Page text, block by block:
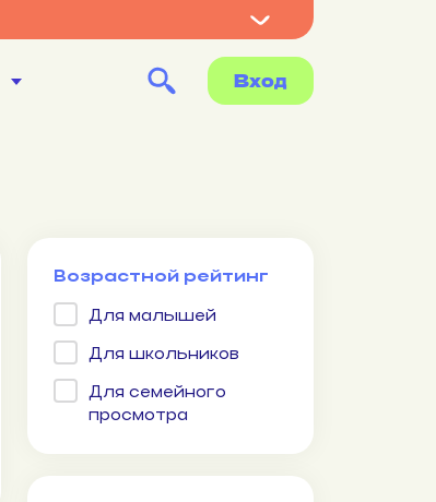
Вход
Возрастной рейтинг
Для малышей
Для школьников
Для семейного
просмотра